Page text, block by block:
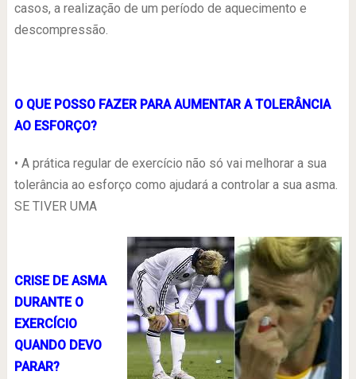
casos, a realização de um período de aquecimento e
descompressão.
O QUE POSSO FAZER PARA AUMENTAR A TOLERÂNCIA
AO ESFORÇO?
• A prática regular de exercício não só vai melhorar a sua
tolerância ao esforço como ajudará a controlar a sua asma.
SE TIVER UMA
CRISE DE ASMA
DURANTE O
EXERCÍCIO
QUANDO DEVO
PARAR?